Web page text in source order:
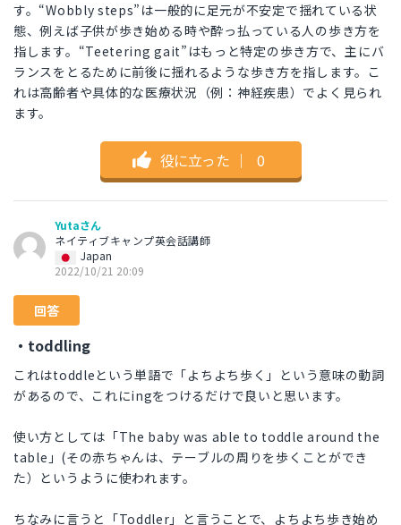
す。“Wobbly steps”は一般的に足元が不安定で揺れている状
態、例えば子供が歩き始める時や酔っ払っている人の歩き方を
指します。“Teetering gait”はもっと特定の歩き方で、主にバ
ランスをとるために前後に揺れるような歩き方を指します。こ
れは高齢者や具体的な医療状況（例：神経疾患）でよく見られ
ます。
役に立った ｜ 0
Yutaさん
ネイティブキャンプ英会話講師
Japan
2022/10/21 20:09
回答
・toddling
これはtoddleという単語で「よちよち歩く」という意味の動詞
があるので、これにingをつけるだけで良いと思います。
使い方としては「The baby was able to toddle around the
table」(その赤ちゃんは、テーブルの周りを歩くことができ
た）というように使われます。
ちなみに言うと「Toddler」と言うことで、よちよち歩き始め